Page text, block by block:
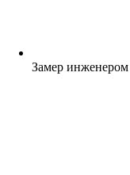
Замер инженером